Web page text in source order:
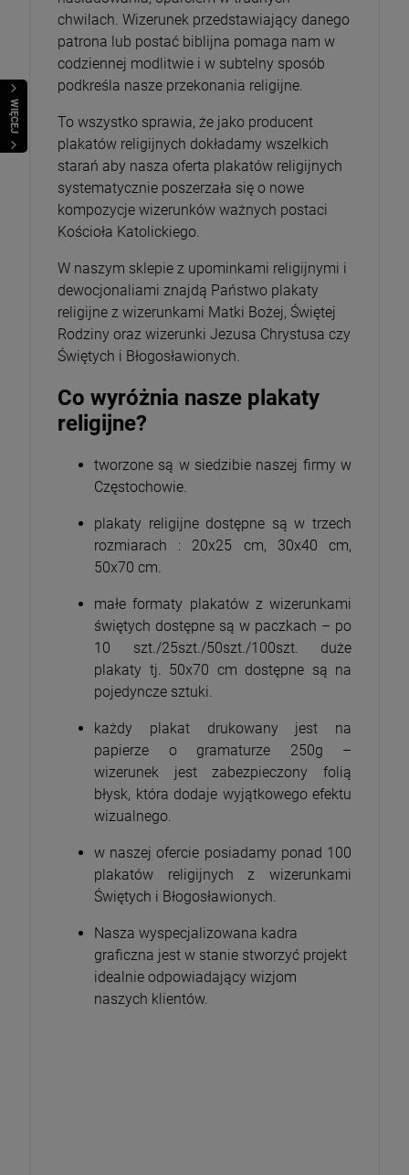
WIĘCEJ
chwilach. Wizerunek przedstawiający danego
patrona lub postać biblijna pomaga nam w
codziennej modlitwie i w subtelny sposób
podkreśla nasze przekonania religijne.
To wszystko sprawia, że jako producent
plakatów religijnych dokładamy wszelkich
starań aby nasza oferta plakatów religijnych
systematycznie poszerzała się o nowe
kompozycje wizerunków ważnych postaci
Kościoła Katolickiego.
W naszym sklepie z upominkami religijnymi i
dewocjonaliami znajdą Państwo plakaty
religijne z wizerunkami Matki Bożej, Świętej
Rodziny oraz wizerunki Jezusa Chrystusa czy
Świętych i Błogosławionych.
Co wyróżnia nasze plakaty
religijne?
tworzone są w siedzibie naszej firmy w
Częstochowie.
plakaty religijne dostępne są w trzech
rozmiarach : 20x25 cm, 30x40 cm,
50x70 cm.
małe formaty plakatów z wizerunkami
świętych dostępne są w paczkach – po
10 szt./25szt./50szt./100szt. duże
plakaty tj. 50x70 cm dostępne są na
pojedyncze sztuki.
każdy plakat drukowany jest na
papierze o gramaturze 250g –
wizerunek jest zabezpieczony folią
błysk, która dodaje wyjątkowego efektu
wizualnego.
w naszej ofercie posiadamy ponad 100
plakatów religijnych z wizerunkami
Świętych i Błogosławionych.
Nasza wyspecjalizowana kadra
graficzna jest w stanie stworzyć projekt
idealnie odpowiadający wizjom
naszych klientów.